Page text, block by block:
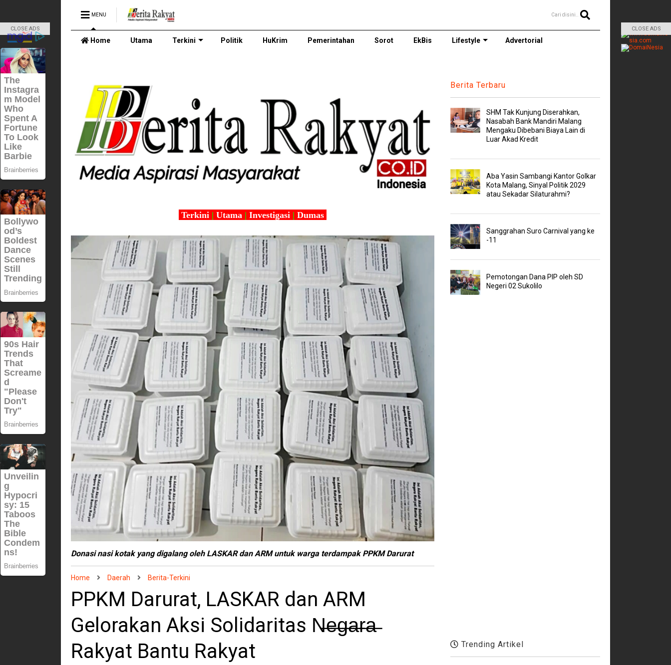
MENU Cari disini..
Home Utama Terkini Politik HuKrim Pemerintahan Sorot EkBis Lifestyle Advertorial
Terkini | Utama | Investigasi | Dumas
Donasi nasi kotak yang digalang oleh LASKAR dan ARM untuk warga terdampak PPKM Darurat
Home Daerah Berita-Terkini
PPKM Darurat, LASKAR dan ARM
Gelorakan Aksi Solidaritas N̶e̶g̶a̶r̶a̶
Rakyat Bantu Rakyat
Berita Terbaru
SHM Tak Kunjung Diserahkan,
Nasabah Bank Mandiri Malang
Mengaku Dibebani Biaya Lain di
Luar Akad Kredit
Aba Yasin Sambangi Kantor Golkar
Kota Malang, Sinyal Politik 2029
atau Sekadar Silaturahmi?
Sanggrahan Suro Carnival yang ke
-11
Pemotongan Dana PIP oleh SD
Negeri 02 Sukolilo
Trending Artikel
CLOSE ADS CLOSE ADS